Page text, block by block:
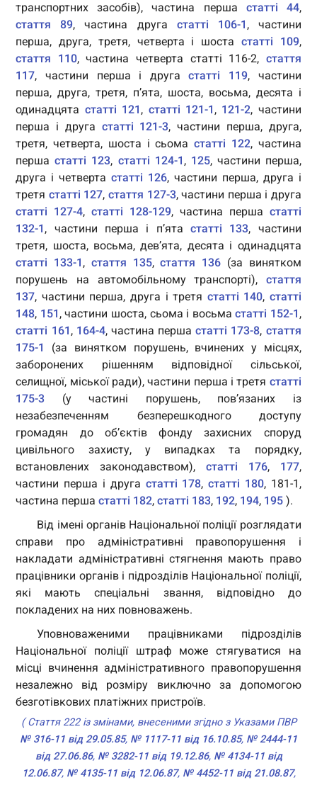
транспортних засобів), частина перша статті 44,
стаття 89, частина друга статті 106-1 , частини
перша, друга, третя, четверта і шоста статті 109,
стаття 110, частина четверта статті 116-2, стаття
117, частини перша і другастатті 119, частини
перша, друга, третя, п’ята, шоста, восьма, десята і
одинадцята статті 121 , статті 121-1 , 121-2, частини
перша і друга статті 121-3, частини перша, друга,
третя, четверта, шоста і сьомастатті 122, частина
першастатті 123, статті 124-1 , 125, частини перша,
друга і четвертастатті 126, частини перша, друга і
третя статті 127, стаття 127-3, частини перша і друга
статті 127-4,статті 128-129, частина перша статті
132-1 , частини перша і п’ята статті 133, частини
третя, шоста, восьма, дев’ята, десята і одинадцята
статті 133-1 , стаття 135,стаття 136 (за винятком
порушень на автомобільному транспорті), стаття
137, частини перша, друга і третя статті 140, статті
148, 151 , частини шоста, сьома і восьмастатті 152-1 ,
статті 161 , 164-4, частина першастатті 173-8, стаття
175-1
(за винятком порушень, вчинених у місцях,
заборонених рішенням відповідної сільської,
селищної, міської ради), частини перша і третя статті
175-3 (у частині порушень, пов’язаних із
незабезпеченням безперешкодного доступу
громадян до об’єктів фонду захисних споруд
цивільного захисту, у випадках та порядку,
встановлених законодавством), статті 176, 177,
частини перша і друга статті 178,статті 180, 181-1,
частина першастатті 182,статті 183, 192, 194, 195 ).
Від імені органів Національної поліції розглядати
справи про адміністративні правопорушення і
накладати адміністративні стягнення мають право
працівники органів і підрозділів Національної поліції,
які мають спеціальні звання, відповідно до
покладених на них повноважень.
Уповноваженими працівниками підрозділів
Національної поліції штраф може стягуватися на
місці вчинення адміністративного правопорушення
незалежно від розміру виключно за допомогою
безготівкових платіжних пристроїв.
( Стаття 222 із змінами, внесеними згідно з Указами ПВР
№ 316-11 від 29.05.85, № 1117-11 від 16.10.85, № 2444-11
від 27.06.86, № 3282-11 від 19.12.86, № 4134-11 від
12.06.87, № 4135-11 від 12.06.87, № 4452-11 від 21.08.87,